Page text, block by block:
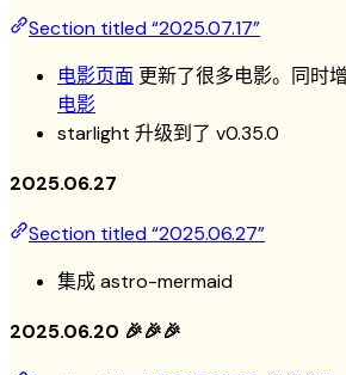
Section titled “2025.07.17”
电影页面 更新了很多电影。同时
电影
starlight 升级到了 v0.35.0
2025.06.27
Section titled “2025.06.27”
集成 astro-mermaid
2025.06.20 🎉🎉🎉